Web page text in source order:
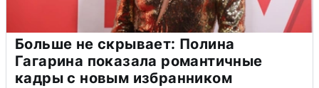
Больше не скрывает: Полина
Гагарина показала романтичные
кадры с новым избранником